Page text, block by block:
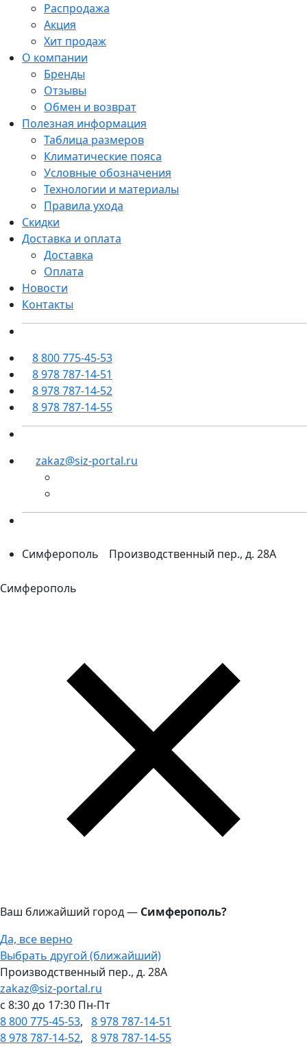
Распродажа
Акция
Хит продаж
О компании
Бренды
Отзывы
Обмен и возврат
Полезная информация
Таблица размеров
Климатические пояса
Условные обозначения
Технологии и материалы
Правила ухода
Скидки
Доставка и оплата
Доставка
Оплата
Новости
Контакты
8 800 775-45-53
8 978 787-14-51
8 978 787-14-52
8 978 787-14-55
zakaz@siz-portal.ru
Симферополь Производственный пер., д. 28А
Симферополь
Ваш ближайший город — Симферополь?
Да, все верно
Выбрать другой (ближайший)
Производственный пер., д. 28А
zakaz@siz-portal.ru
c 8:30 до 17:30 Пн-Пт
8 800 775-45-53, 8 978 787-14-51
8 978 787-14-52, 8 978 787-14-55